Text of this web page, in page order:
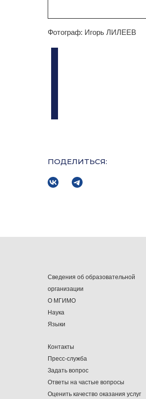
Фотограф: Игорь ЛИЛЕЕВ
ПОДЕЛИТЬСЯ:
Сведения об образовательной
организации
О МГИМО
Наука
Языки
Контакты
Пресс-служба
Задать вопрос
Ответы на частые вопросы
Оценить качество оказания услуг